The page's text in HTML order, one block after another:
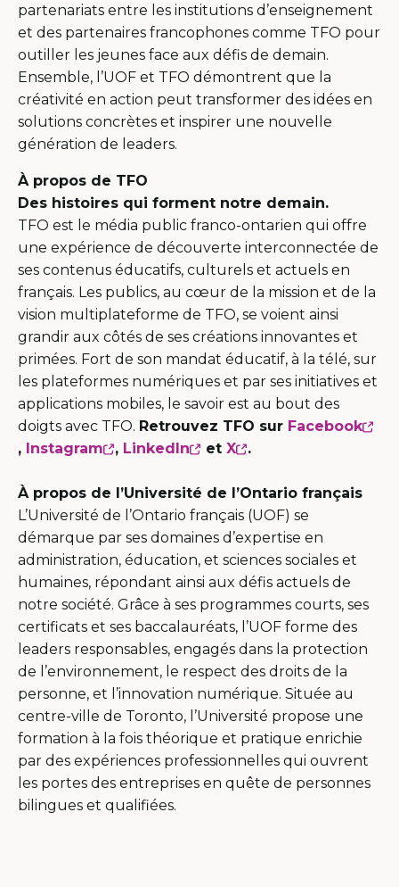
partenariats entre les institutions d’enseignement
et des partenaires francophones comme TFO pour
outiller les jeunes face aux défis de demain.
Ensemble, l’UOF et TFO démontrent que la
créativité en action peut transformer des idées en
solutions concrètes et inspirer une nouvelle
génération de leaders.
À propos de TFO
Des histoires qui forment notre demain.
TFO est le média public franco-ontarien qui offre
une expérience de découverte interconnectée de
ses contenus éducatifs, culturels et actuels en
français. Les publics, au cœur de la mission et de la
vision multiplateforme de TFO, se voient ainsi
grandir aux côtés de ses créations innovantes et
primées. Fort de son mandat éducatif, à la télé, sur
les plateformes numériques et par ses initiatives et
applications mobiles, le savoir est au bout des
doigts avec TFO. Retrouvez TFO sur Facebook
Ce
s'ouvrira
dans
une
nouvelle
fenêtre
, Instagram
Ce
s'ouvrira
dans
une
nouvelle
fenêtre
, LinkedIn
Ce
s'ouvrira
dans
une
nouvelle
fenêtre
et X
Ce
s'ouvrira
dans
une
nouvelle
fenêtre
.
À propos de l’Université de l’Ontario français
L’Université de l’Ontario français (UOF) se
démarque par ses domaines d’expertise en
administration, éducation, et sciences sociales et
humaines, répondant ainsi aux défis actuels de
notre société. Grâce à ses programmes courts, ses
certificats et ses baccalauréats, l’UOF forme des
leaders responsables, engagés dans la protection
de l’environnement, le respect des droits de la
personne, et l’innovation numérique. Située au
centre-ville de Toronto, l’Université propose une
formation à la fois théorique et pratique enrichie
par des expériences professionnelles qui ouvrent
les portes des entreprises en quête de personnes
bilingues et qualifiées.